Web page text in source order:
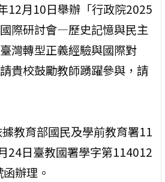
12月10日舉辦「行政院2025
際研討會—歷史記憶與民主
灣轉型正義經驗與國際對
貴校鼓勵教師踴躍參與，請
教育部國民及學前教育署11
24日臺教國署學字第114012
辦理。